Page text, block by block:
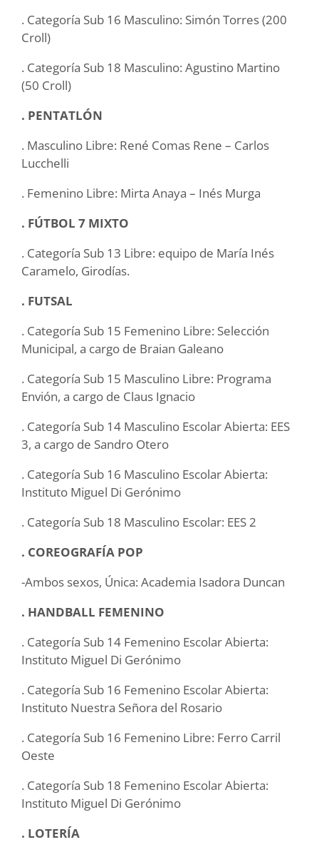
. Categoría Sub 16 Masculino: Simón Torres (200
Croll)
. Categoría Sub 18 Masculino: Agustino Martino
(50 Croll)
. PENTATLÓN
. Masculino Libre: René Comas Rene – Carlos
Lucchelli
. Femenino Libre: Mirta Anaya – Inés Murga
. FÚTBOL 7 MIXTO
. Categoría Sub 13 Libre: equipo de María Inés
Caramelo, Girodías.
. FUTSAL
. Categoría Sub 15 Femenino Libre: Selección
Municipal, a cargo de Braian Galeano
. Categoría Sub 15 Masculino Libre: Programa
Envión, a cargo de Claus Ignacio
. Categoría Sub 14 Masculino Escolar Abierta: EES
3, a cargo de Sandro Otero
. Categoría Sub 16 Masculino Escolar Abierta:
Instituto Miguel Di Gerónimo
. Categoría Sub 18 Masculino Escolar: EES 2
. COREOGRAFÍA POP
-Ambos sexos, Única: Academia Isadora Duncan
. HANDBALL FEMENINO
. Categoría Sub 14 Femenino Escolar Abierta:
Instituto Miguel Di Gerónimo
. Categoría Sub 16 Femenino Escolar Abierta:
Instituto Nuestra Señora del Rosario
. Categoría Sub 16 Femenino Libre: Ferro Carril
Oeste
. Categoría Sub 18 Femenino Escolar Abierta:
Instituto Miguel Di Gerónimo
. LOTERÍA